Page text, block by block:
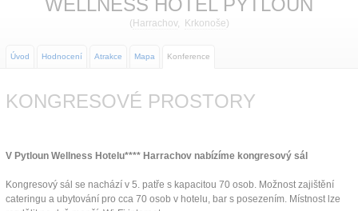
Autobusové zájezdy
Atrakce
O nás
WELLNESS HOTEL PYTLOUN
( Harrachov, Krkonoše)
Úvod Hodnocení Atrakce Mapa Konference
KONGRESOVÉ PROSTORY
V Pytloun Wellness Hotelu**** Harrachov nabízíme kongresový sál
Kongresový sál se nachází v 5. patře s kapacitou 70 osob. Možnost zajištění
cateringu a ubytování pro cca 70 osob v hotelu, bar s posezením. Místnost lze